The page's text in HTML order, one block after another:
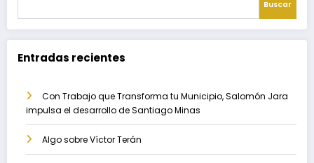
Buscar
Entradas recientes
Con Trabajo que Transforma tu Municipio, Salomón Jara
impulsa el desarrollo de Santiago Minas
Algo sobre Víctor Terán